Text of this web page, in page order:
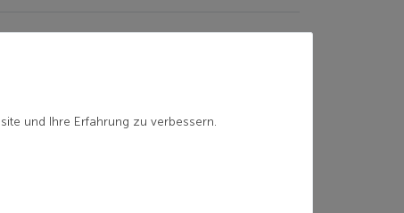
und Ihre Erfahrung zu verbessern.